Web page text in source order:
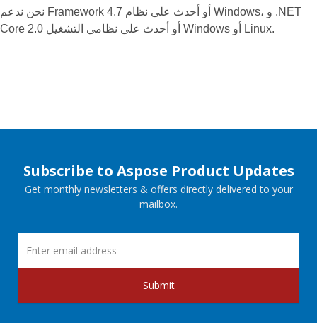
نحن ندعم Framework 4.7 أو أحدث على نظام Windows، و .NET
Core 2.0 أو أحدث على نظامي التشغيل Windows أو Linux.
Subscribe to Aspose Product Updates
Get monthly newsletters & offers directly delivered to your
mailbox.
Submit